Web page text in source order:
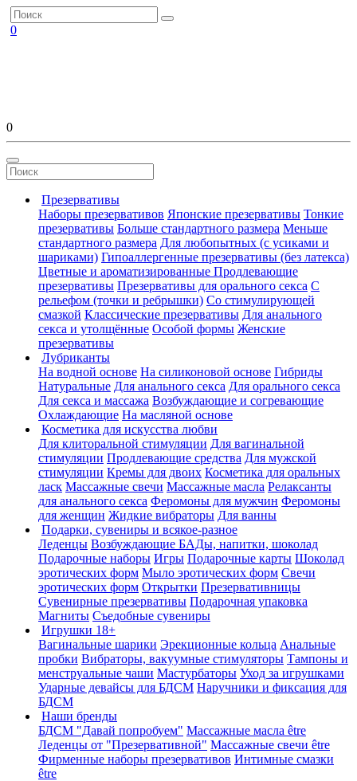
0
0
Презервативы
Наборы презервативов Японские презервативы Тонкие
презервативы Больше стандартного размера Меньше
стандартного размера Для любопытных (с усиками и
шариками) Гипоаллергенные презервативы (без латекса)
Цветные и ароматизированные Продлевающие
презервативы Презервативы для орального секса С
рельефом (точки и ребрышки) Со стимулирующей
смазкой Классические презервативы Для анального
секса и утолщённые Особой формы Женские
презервативы
Лубриканты
На водной основе На силиконовой основе Гибриды
Натуральные Для анального секса Для орального секса
Для секса и массажа Возбуждающие и согревающие
Охлаждающие На масляной основе
Косметика для искусства любви
Для клиторальной стимуляции Для вагинальной
стимуляции Продлевающие средства Для мужской
стимуляции Кремы для двоих Косметика для оральных
ласк Массажные свечи Массажные масла Релаксанты
для анального секса Феромоны для мужчин Феромоны
для женщин Жидкие вибраторы Для ванны
Подарки, сувениры и всякое-разное
Леденцы Возбуждающие БАДы, напитки, шоколад
Подарочные наборы Игры Подарочные карты Шоколад
эротических форм Мыло эротических форм Свечи
эротических форм Открытки Презервативницы
Сувенирные презервативы Подарочная упаковка
Магниты Съедобные сувениры
Игрушки 18+
Вагинальные шарики Эрекционные кольца Анальные
пробки Вибраторы, вакуумные стимуляторы Тампоны и
менструальные чаши Мастурбаторы Уход за игрушками
Ударные девайсы для БДСМ Наручники и фиксация для
БДСМ
Наши бренды
БДСМ "Давай попробуем" Массажные масла être
Леденцы от "Презервативной" Массажные свечи être
Фирменные наборы презервативов Интимные смазки
être